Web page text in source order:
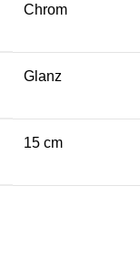
Chrom
Glanz
15 cm